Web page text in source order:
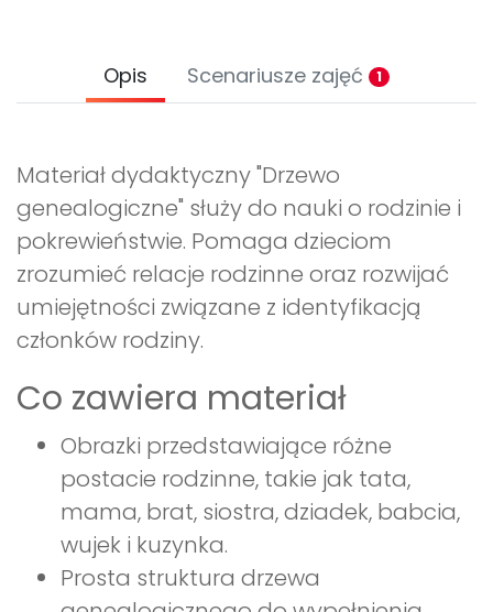
Opis Scenariusze zajęć 1
Materiał dydaktyczny "Drzewo
genealogiczne" służy do nauki o rodzinie i
pokrewieństwie. Pomaga dzieciom
zrozumieć relacje rodzinne oraz rozwijać
umiejętności związane z identyfikacją
członków rodziny.
Co zawiera materiał
Obrazki przedstawiające różne
postacie rodzinne, takie jak tata,
mama, brat, siostra, dziadek, babcia,
wujek i kuzynka.
Prosta struktura drzewa